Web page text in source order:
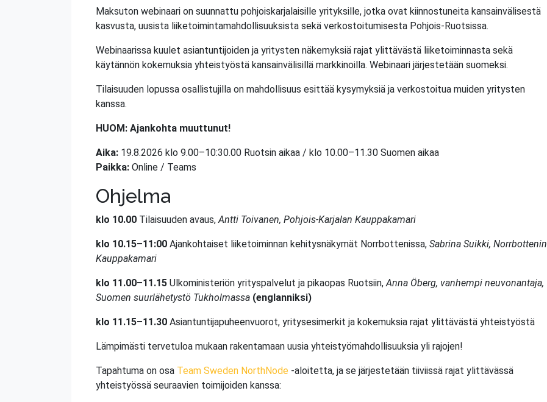
Maksuton webinaari on suunnattu pohjoiskarjalaisille yrityksille, jotka ovat kiinnostuneita kansainvälisestä
kasvusta, uusista liiketoimintamahdollisuuksista sekä verkostoitumisesta Pohjois-Ruotsissa.
Webinaarissa kuulet asiantuntijoiden ja yritysten näkemyksiä rajat ylittävästä liiketoiminnasta sekä
käytännön kokemuksia yhteistyöstä kansainvälisillä markkinoilla. Webinaari järjestetään suomeksi.
Tilaisuuden lopussa osallistujilla on mahdollisuus esittää kysymyksiä ja verkostoitua muiden yritysten
kanssa.
HUOM: Ajankohta muuttunut!
Aika: 19.8.2026 klo 9.00–10:30.00 Ruotsin aikaa / klo 10.00–11.30 Suomen aikaa
Paikka: Online / Teams
Ohjelma
klo 10.00 Tilaisuuden avaus, Antti Toivanen, Pohjois-Karjalan Kauppakamari
klo 10.15–11:00 Ajankohtaiset liiketoiminnan kehitysnäkymät Norrbottenissa, Sabrina Suikki, Norrbottenin
Kauppakamari
klo 11.00–11.15 Ulkoministeriön yrityspalvelut ja pikaopas Ruotsiin, Anna Öberg, vanhempi neuvonantaja,
Suomen suurlähetystö Tukholmassa (englanniksi)
klo 11.15–11.30 Asiantuntijapuheenvuorot, yritysesimerkit ja kokemuksia rajat ylittävästä yhteistyöstä
Lämpimästi tervetuloa mukaan rakentamaan uusia yhteistyömahdollisuuksia yli rajojen!
Tapahtuma on osa Team Sweden NorthNode -aloitetta, ja se järjestetään tiiviissä rajat ylittävässä
yhteistyössä seuraavien toimijoiden kanssa: